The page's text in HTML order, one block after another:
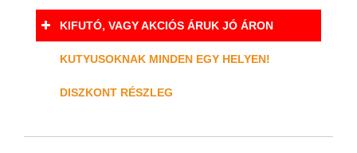
KIFUTÓ, VAGY AKCIÓS ÁRUK JÓ ÁRON
KUTYUSOKNAK MINDEN EGY HELYEN!
DISZKONT RÉSZLEG